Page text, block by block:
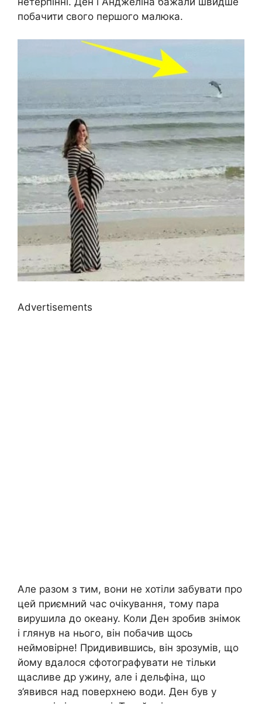
побачити свого першого малюка.
Advertisements
Але разом з тим, вони не хотіли забувати про
цей приємний час очікування, тому пара
вирушила до океану. Коли Ден зробив знімок
і глянув на нього, він побачив щось
неймовірне! Придивившись, він зрозумів, що
йому вдалося сфотографувати не тільки
щасливе др ужину, але і дельфіна, що
з’явився над поверхнею води. Ден був у